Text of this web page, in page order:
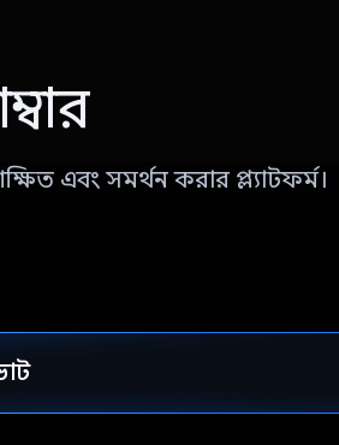
এবং সমর্থন করার প্ল্যাটফর্ম।